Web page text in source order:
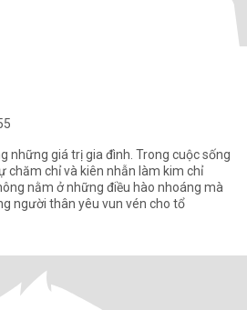
những giá trị gia đình. Trong cuộc sống
chăm chỉ và kiên nhẫn làm kim chỉ
nằm ở những điều hào nhoáng mà
người thân yêu vun vén cho tổ